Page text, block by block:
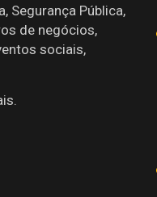
Segurança Pública,
de negócios,
sociais,